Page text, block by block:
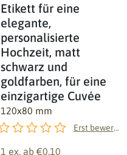
Etikett für eine
elegante,
personalisierte
Hochzeit, matt
schwarz und
goldfarben, für eine
einzigartige Cuvée
120x80 mm
Erst bewerten!
1 ex. ab €0.10